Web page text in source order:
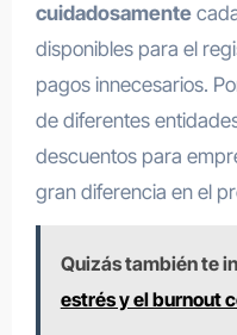
cuidadosamente
disponibles para el
pagos innecesarios.
de diferentes
descuentos para
gran diferencia en el
Quizás también te
estrés y el burnout